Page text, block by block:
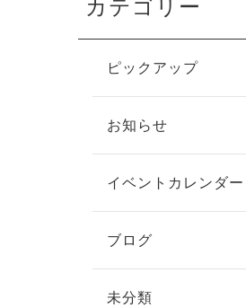
カテゴリー
ピックアップ
お知らせ
イベントカレンダー
ブログ
未分類